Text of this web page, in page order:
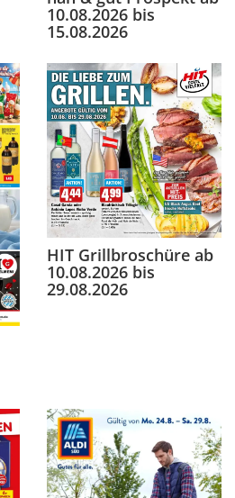
10.08.2026 bis
15.08.2026
HIT Grillbroschüre ab
10.08.2026 bis
29.08.2026